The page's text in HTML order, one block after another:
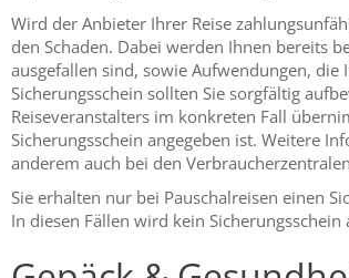
Wird der Anbieter Ihrer Reise
den Schaden. Dabei werden Ihnen bereits
ausgefallen sind, sowie Aufwendungen,
Sicherungsschein sollten Sie sorgfältig
Reiseveranstalters im konkreten Fall
Sicherungsschein angegeben ist. Weitere
anderem auch bei den
Sie erhalten nur bei Pauschalreisen einen
In diesen Fällen wird kein Sicherungsschein